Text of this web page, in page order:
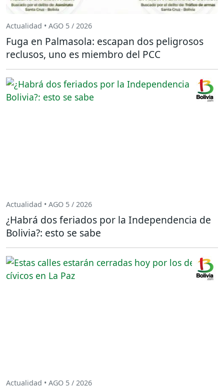
Actualidad • AGO 5 / 2026
Fuga en Palmasola: escapan dos peligrosos
reclusos, uno es miembro del PCC
Actualidad • AGO 5 / 2026
¿Habrá dos feriados por la Independencia de
Bolivia?: esto se sabe
Actualidad • AGO 5 / 2026